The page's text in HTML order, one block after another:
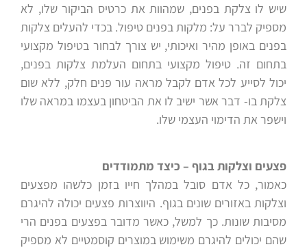
שיש לו צלקת בפנים, שמהוות את כרטיס הביקור שלו, לא
מספיק לברר על: מלקות בפנים טיפול. בכדי להעלים צלקות
בפנים באופן מהיר ואיכותי, יש צורך לבחור בטיפול מקצועי
בתחום זה. טיפול מקצועי בתחום העלמת צלקות בפנים,
יכול לסייע לכל אדם לקבל מראה עור פנים חלק, ללא שום
צלקת בו- דבר אשר ישיב לו את הביטחון בעצמו במראה שלו
וישפר את הדימוי העצמי שלו.
פצעים וצלקות בגוף – כיצד מתמודדים
כאמור, כל אדם סובל במהלך חייו בזמן כלשהו מפצעים
וצלקות באזורים שונים בגוף. היווצרות פצעים יכולה להיגרם
מסיבות שונות. כך למשל, כאשר מדובר בפצעים בפנים הרי
שהם יכולים להיגרם משימוש במוצרים קוסמטיים לא מספיק